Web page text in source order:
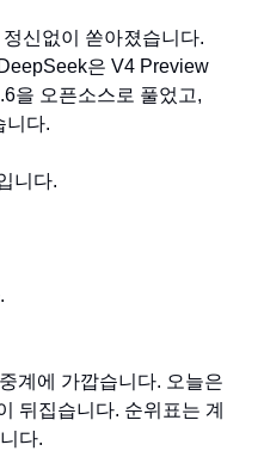
신없이 쏟아졌습니다.
은 V4 Preview
을 오픈소스로 풀었고,
니다.
니다.
계에 가깝습니다. 오늘은
뒤집습니다. 순위표는 계
다.